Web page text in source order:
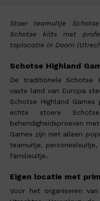
Stoer teamuitje
Schotse kilts met
toplocatie in Doorn
Schotse Highland
De traditionele Schotse
vaste land van Europa
Schotse Highland Games
echte stoere
behendigheidsproeven
Games zijn niet alleen
teamuitje,
familieuitje.
Eigen locatie met
Voor het organiseren